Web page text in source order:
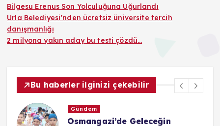
Bilgesu Erenus Son Yolculuğuna Uğurlandı
Urla Belediyesi’nden ücretsiz üniversite tercih
danışmanlığı
2 milyona yakın aday bu testi çözdü…
Bu haberler ilginizi çekebilir
Gündem
Osmangazi’de Geleceğin